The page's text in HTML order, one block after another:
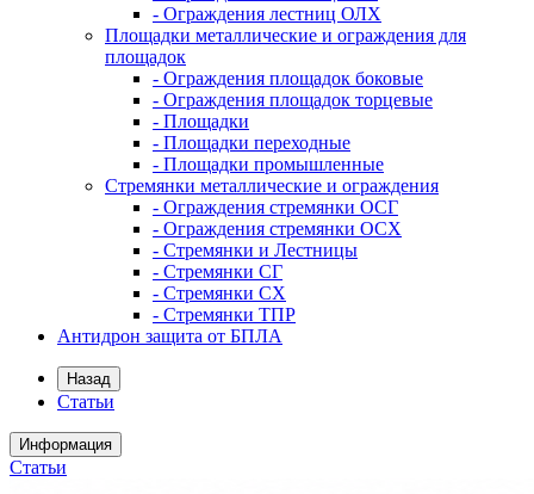
- Ограждения лестниц ОЛХ
Площадки металлические и ограждения для
площадок
- Ограждения площадок боковые
- Ограждения площадок торцевые
- Площадки
- Площадки переходные
- Площадки промышленные
Стремянки металлические и ограждения
- Ограждения стремянки ОСГ
- Ограждения стремянки ОСХ
- Стремянки и Лестницы
- Стремянки СГ
- Стремянки СХ
- Стремянки ТПР
Антидрон защита от БПЛА
Назад
Статьи
Информация
Статьи